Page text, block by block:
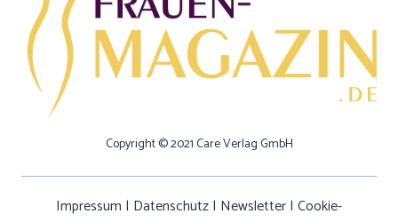
Copyright © 2021 Care Verlag GmbH
Impressum | Datenschutz| Newsletter| Cookie-